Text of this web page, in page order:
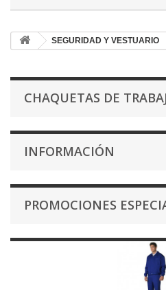
SEGURIDAD Y VESTUARIO
CHAQUETAS DE
INFORMACIÓN
PROMOCIONES